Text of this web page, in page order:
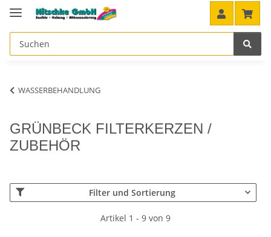
WASSERBEHANDLUNG
GRÜNBECK FILTERKERZEN /
ZUBEHÖR
Filter und Sortierung
Artikel 1 - 9 von 9